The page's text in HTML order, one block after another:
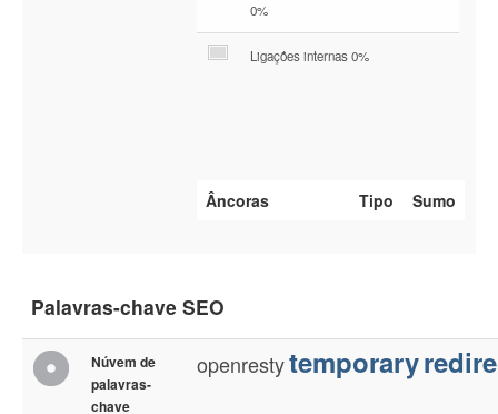
0%
Ligações internas 0%
Âncoras Tipo Sumo
Palavras-chave SEO
Núvem de
palavras-
chave
openrestytemporary